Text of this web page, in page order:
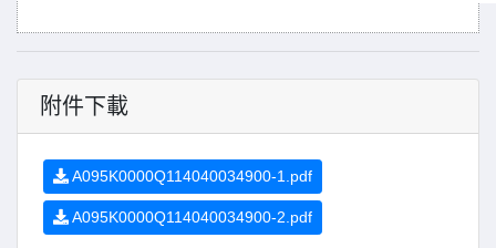
附件下載
A095K0000Q114040034900-1.pdf
A095K0000Q114040034900-2.pdf